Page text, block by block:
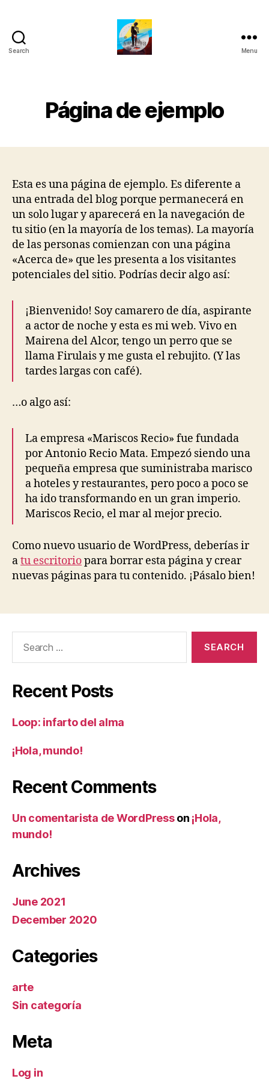
Search
Satory
Menu
Página de ejemplo
Esta es una página de ejemplo. Es diferente a
una entrada del blog porque permanecerá en
un solo lugar y aparecerá en la navegación de
tu sitio (en la mayoría de los temas). La mayoría
de las personas comienzan con una página
«Acerca de» que les presenta a los visitantes
potenciales del sitio. Podrías decir algo así:
¡Bienvenido! Soy camarero de día, aspirante
a actor de noche y esta es mi web. Vivo en
Mairena del Alcor, tengo un perro que se
llama Firulais y me gusta el rebujito. (Y las
tardes largas con café).
…o algo así:
La empresa «Mariscos Recio» fue fundada
por Antonio Recio Mata. Empezó siendo una
pequeña empresa que suministraba marisco
a hoteles y restaurantes, pero poco a poco se
ha ido transformando en un gran imperio.
Mariscos Recio, el mar al mejor precio.
Como nuevo usuario de WordPress, deberías ir
atu escritoriopara borrar esta página y crear
nuevas páginas para tu contenido. ¡Pásalo bien!
Recent Posts
Loop: infarto del alma
¡Hola, mundo!
Recent Comments
Un comentarista de WordPresson ¡Hola,
mundo!
Archives
June 2021
December 2020
Categories
arte
Sin categoría
Meta
Log in